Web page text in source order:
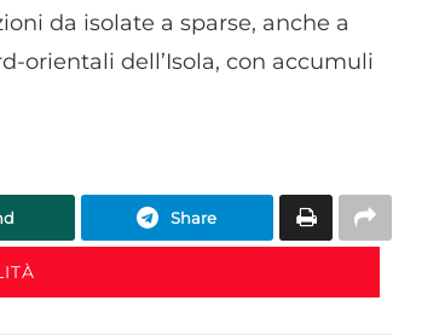
da isolate a sparse, anche a
orientali dell’Isola, con accumuli
Share